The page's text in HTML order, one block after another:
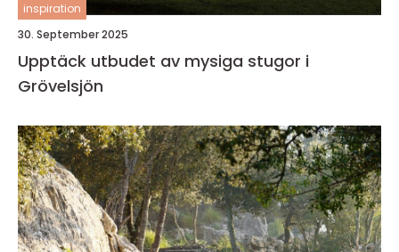
inspiration
30. September 2025
Upptäck utbudet av mysiga stugor i
Grövelsjön